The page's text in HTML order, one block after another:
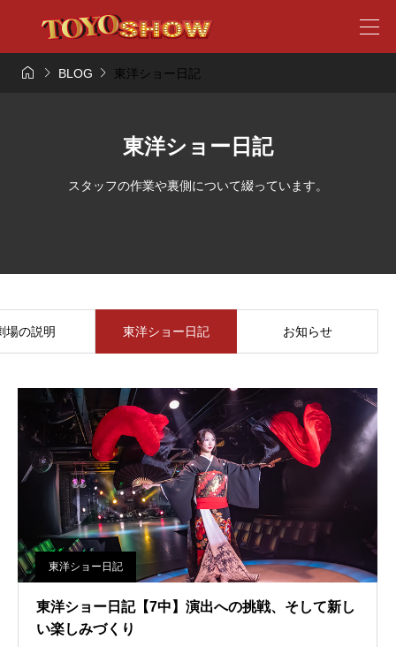
  BLOG  東洋ショー日記
東洋ショー日記
スタッフの作業や裏側について綴っています。
場の説明 東洋ショー日記 お知らせ
東洋ショー日記
東洋ショー日記【7中】演出への挑戦、そして新し
い楽しみづくり